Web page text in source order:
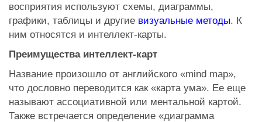
восприятия используют схемы, диаграммы,
графики, таблицы и другие визуальные методы. К
ним относятся и интеллект-карты.
Преимущества интеллект-карт
Название произошло от английского «mind map»,
что дословно переводится как «карта ума». Ее еще
называют ассоциативной или ментальной картой.
Также встречается определение «диаграмма